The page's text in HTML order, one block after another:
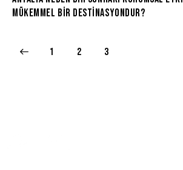
Mükemmel Bir Destinasyondur?
1 2 3